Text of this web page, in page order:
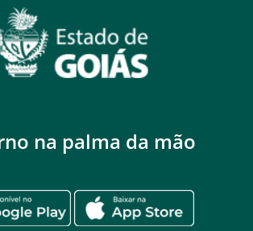
na palma da mão